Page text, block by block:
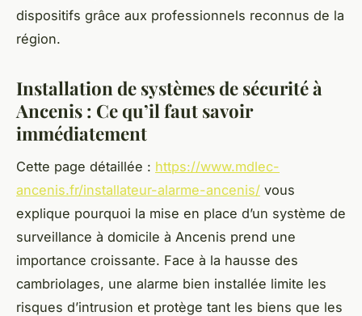
dispositifs grâce aux professionnels reconnus de la
région.
Installation de systèmes de sécurité à
Ancenis : Ce qu’il faut savoir
immédiatement
Cette page détaillée : https://www.mdlec-
ancenis.fr/installateur-alarme-ancenis/ vous
explique pourquoi la mise en place d’un système de
surveillance à domicile à Ancenis prend une
importance croissante. Face à la hausse des
cambriolages, une alarme bien installée limite les
risques d’intrusion et protège tant les biens que les